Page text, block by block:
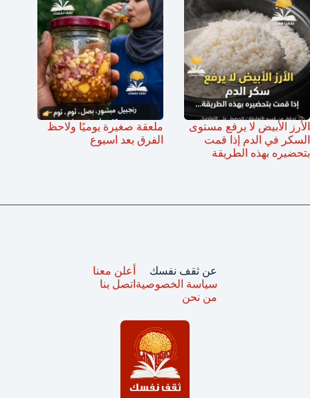
الأرز الأبيض لا يرفع مستوى
السكر في الدم إذا قمت
بتحضيره بهذه الطريقة
ملعقة صغيرة يوميًا ولاحظ
الفرق بعد اسبوع
عن ثقف نفسك
سياسة الخصوصية
من نحن
أعلن معنا
اتصل بنا